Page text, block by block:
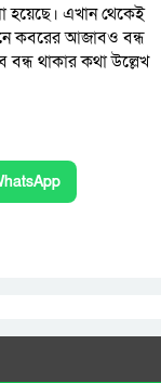
হয়েছে। এখান থেকেই
কবরের আজাবও বন্ধ
থাকার কথা উল্লেখ